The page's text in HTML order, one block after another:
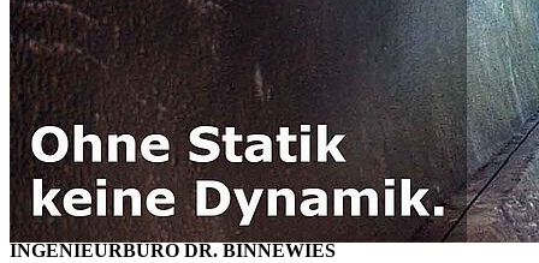
INGENIEURBÜRO DR. BINNEWIES